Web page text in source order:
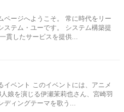
ページへようこそ。 常に時代をリー
ステム・ユーです。 システム構築提
貫したサービスを提供...
イベント このイベントには、アニメ
娘を演じる伊瀬茉莉也さん、宮崎羽
ィングテーマを歌う...